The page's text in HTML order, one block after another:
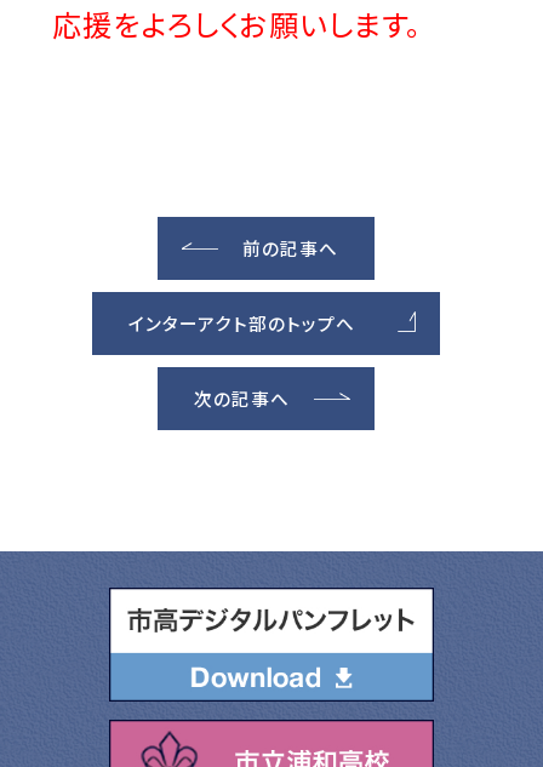
応援をよろしくお願いします。
前の記事へ
インターアクト部のトップへ
次の記事へ